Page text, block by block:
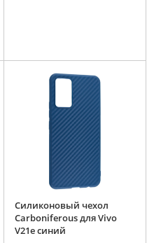
Силиконовый чехол
Carboniferous для Vivo
V21e синий